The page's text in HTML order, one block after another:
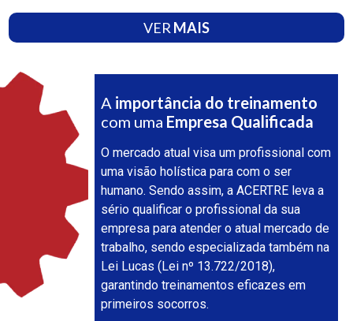
VER MAIS
A importância do treinamento
com uma Empresa Qualificada
O mercado atual visa um profissional com
uma visão holística para com o ser
humano. Sendo assim, a ACERTRE leva a
sério qualificar o profissional da sua
empresa para atender o atual mercado de
trabalho, sendo especializada também na
Lei Lucas (Lei nº 13.722/2018),
garantindo treinamentos eficazes em
primeiros socorros.